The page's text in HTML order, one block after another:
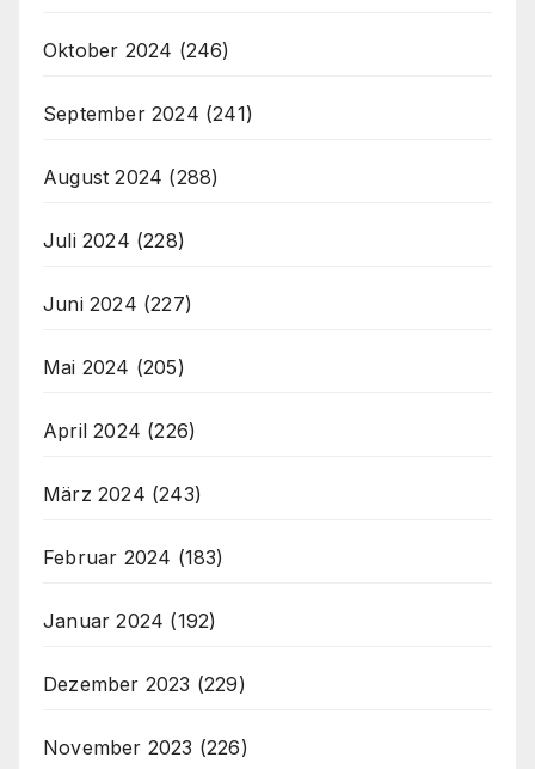
Oktober 2024 (246)
September 2024 (241)
August 2024 (288)
Juli 2024 (228)
Juni 2024 (227)
Mai 2024 (205)
April 2024 (226)
März 2024 (243)
Februar 2024 (183)
Januar 2024 (192)
Dezember 2023 (229)
November 2023 (226)